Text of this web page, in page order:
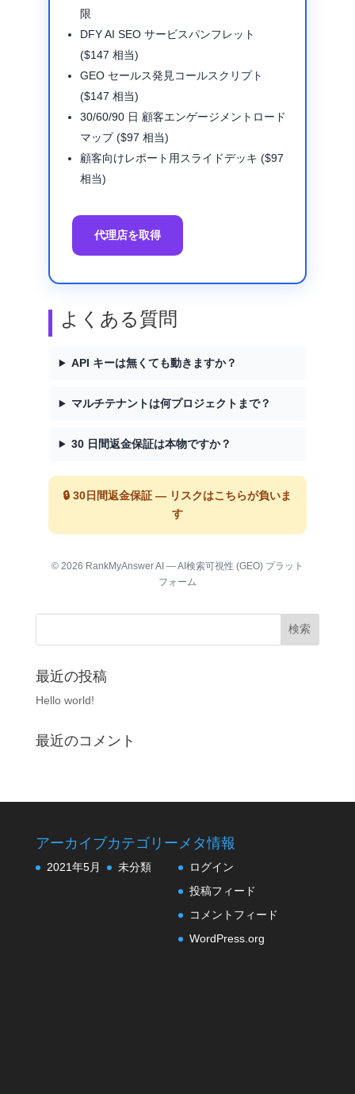
限
DFY AI SEO サービスパンフレット
($147 相当)
GEO セールス発見コールスクリプト
($147 相当)
30/60/90 日 顧客エンゲージメントロード
マップ ($97 相当)
顧客向けレポート用スライドデッキ ($97
相当)
代理店を取得
よくある質問
API キーは無くても動きますか？
マルチテナントは何プロジェクトまで？
30 日間返金保証は本物ですか？
🔒 30日間返金保証 — リスクはこちらが負いま
す
© 2026 RankMyAnswer AI — AI検索可視性 (GEO) プラット
フォーム
最近の投稿
Hello world!
最近のコメント
アーカイブ
2021年5月
カテゴリー
未分類
メタ情報
ログイン
投稿フィード
コメントフィード
WordPress.org